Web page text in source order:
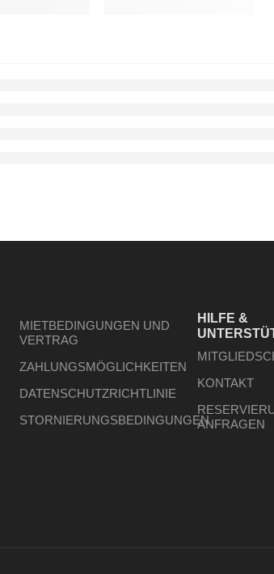
MIETBEDINGUNGEN UND
VERTRAG
ZAHLUNGSMÖGLICHKEITEN
DATENSCHUTZRICHTLINIE
STORNIERUNGSBEDINGUNGEN
HILFE &
KONTAKT
ANFRAGEN